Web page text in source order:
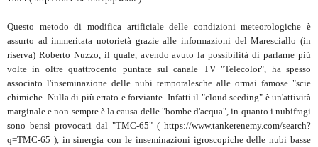
Questo metodo di modifica artificiale delle condizioni meteorologiche è
assurto ad immeritata notorietà grazie alle informazioni del Maresciallo (in
riserva) Roberto Nuzzo, il quale, avendo avuto la possibilità di parlarne più
volte in oltre quattrocento puntate sul canale TV "Telecolor", ha spesso
associato l'inseminazione delle nubi temporalesche alle ormai famose "scie
chimiche. Nulla di più errato e forviante. Infatti il "cloud seeding" è un'attività
marginale e non sempre è la causa delle "bombe d'acqua", in quanto i nubifragi
sono bensì provocati dal "TMC-65" ( https://www.tankerenemy.com/search?
q=TMC-65 ), in sinergia con le inseminazioni igroscopiche delle nubi basse